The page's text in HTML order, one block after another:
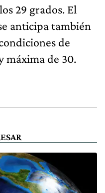
29 grados. El
anticipa también
de
máxima de 30.